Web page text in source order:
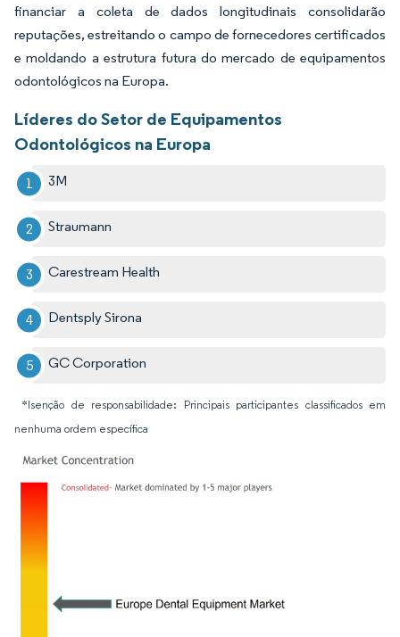
financiar a coleta de dados longitudinais consolidarão
reputações, estreitando o campo de fornecedores certificados
e moldando a estrutura futura do mercado de equipamentos
odontológicos na Europa.
Líderes do Setor de Equipamentos
Odontológicos na Europa
3M
Straumann
Carestream Health
Dentsply Sirona
GC Corporation
*Isenção de responsabilidade: Principais participantes classificados em
nenhuma ordem específica